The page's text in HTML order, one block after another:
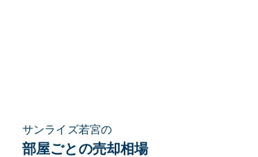
サンライズ若宮の
部屋ごとの売却相場